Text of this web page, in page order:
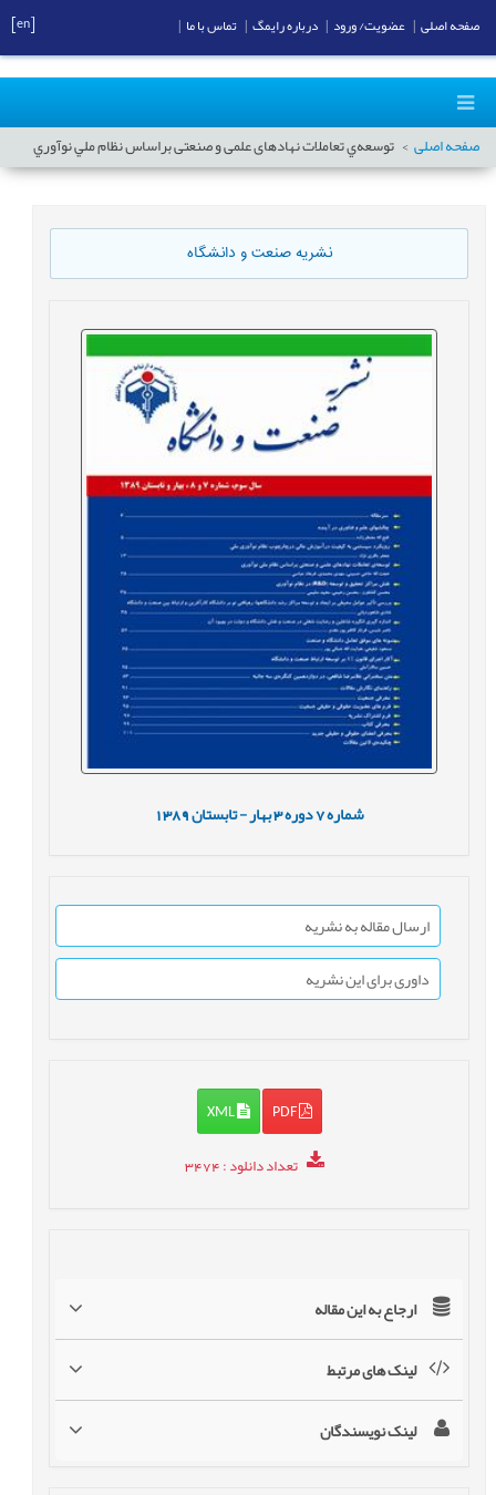
صفحه اصلی توسعه‌ي تعاملات نهادهای علمی و صنعتی براساس نظام ملي نوآوري
نشریه صنعت و دانشگاه
شماره7 دوره3 بهار - تابستان1389
ارسال مقاله به نشریه
داوری برای این نشریه
PDF
XML
تعداد دانلود: 3474
ارجاع به این مقاله
لینک های مرتبط
لینک نویسندگان
صفحه اصلی عضویت/ ورود درباره رایمگ تماس با ما